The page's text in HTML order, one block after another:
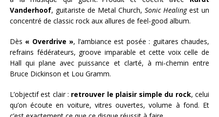
Vanderhoof, guitariste de Metal Church, Sonic Healingest un
concentré de classic rock aux allures de feel-good album.
Dès « Overdrive », l’ambiance est posée : guitares chaudes,
refrains fédérateurs, groove imparable et cette voix celle de
Hall qui plane avec puissance et clarté, à mi-chemin entre
Bruce Dickinson et Lou Gramm.
L’objectif est clair : retrouver le plaisir simple du rock, celui
qu’on écoute en voiture, vitres ouvertes, volume à fond. Et